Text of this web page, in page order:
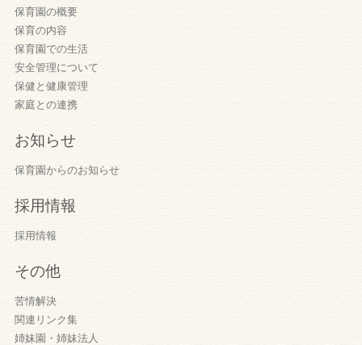
保育園の概要
保育の内容
保育園での生活
安全管理について
保健と健康管理
家庭との連携
お知らせ
保育園からのお知らせ
採用情報
採用情報
その他
苦情解決
関連リンク集
姉妹園・姉妹法人